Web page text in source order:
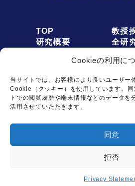
Cookieの利用に
当サイトでは、お客様により良いユーザー
Cookie（クッキー）を使用しています。同
トでの閲覧履歴や端末情報などのデータを
活用させていただきます。
同意
拒否
Privacy
TOP
教授
研究概要
全研
リン
お問い合わ
こちらか
Copyright © Dementia Inclusion and